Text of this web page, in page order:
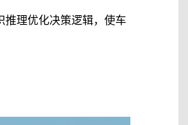
推理优化决策逻辑，使车